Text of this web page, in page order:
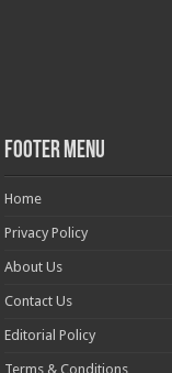
Footer Menu
Home
Privacy Policy
About Us
Contact Us
Editorial Policy
Terms & Conditions